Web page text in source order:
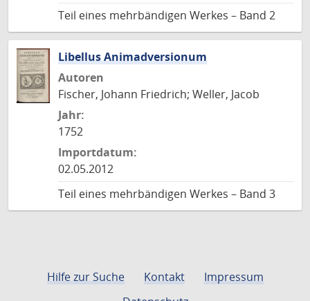
Teil eines mehrbändigen Werkes – Band 2
Libellus Animadversionum
Autoren
Fischer, Johann Friedrich; Weller, Jacob
Jahr:
1752
Importdatum:
02.05.2012
Teil eines mehrbändigen Werkes – Band 3
Hilfe zur Suche Kontakt
Impressum